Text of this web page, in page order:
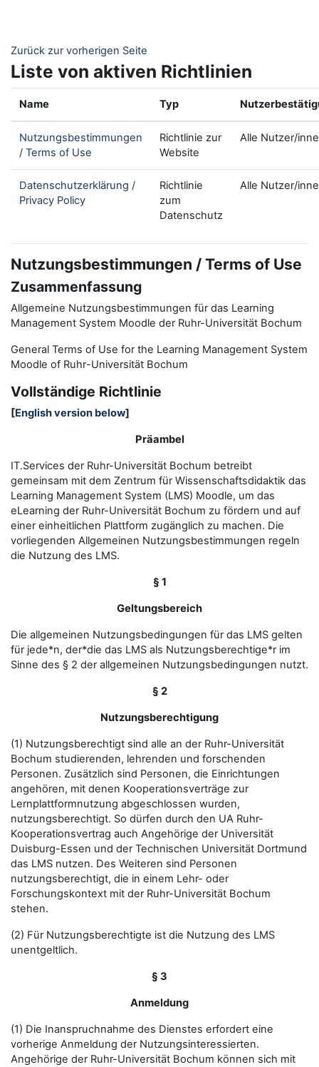
Zurück zur vorherigen Seite
Liste von aktiven Richtlinien
Name Typ
Nutzungsbestimmungen
/ Terms of Use
Richtlinie zur
Website
Alle Nutzer/
Datenschutzerklärung /
Privacy Policy
Richtlinie
zum
Datenschutz
Alle Nutzer/
Nutzungsbestimmungen / Terms of Use
Zusammenfassung
Allgemeine Nutzungsbestimmungen für das Learning
Management System Moodle der Ruhr-Universität Bochum
General Terms of Use for the Learning Management System
Moodle of Ruhr-Universität Bochum
Vollständige Richtlinie
[English version below]
Präambel
IT.Services der Ruhr-Universität Bochum betreibt
gemeinsam mit dem Zentrum für Wissenschaftsdidaktik das
Learning Management System (LMS) Moodle, um das
eLearning der Ruhr-Universität Bochum zu fördern und auf
einer einheitlichen Plattform zugänglich zu machen. Die
vorliegenden Allgemeinen Nutzungsbestimmungen regeln
die Nutzung des LMS.
§ 1
Geltungsbereich
Die allgemeinen Nutzungsbedingungen für das LMS gelten
für jede*n, der*die das LMS als Nutzungsberechtige*r im
Sinne des § 2 der allgemeinen Nutzungsbedingungen nutzt.
§ 2
Nutzungsberechtigung
(1) Nutzungsberechtigt sind alle an der Ruhr-Universität
Bochum studierenden, lehrenden und forschenden
Personen. Zusätzlich sind Personen, die Einrichtungen
angehören, mit denen Kooperationsverträge zur
Lernplattformnutzung abgeschlossen wurden,
nutzungsberechtigt. So dürfen durch den UA Ruhr-
Kooperationsvertrag auch Angehörige der Universität
Duisburg-Essen und der Technischen Universität Dortmund
das LMS nutzen. Des Weiteren sind Personen
nutzungsberechtigt, die in einem Lehr- oder
Forschungskontext mit der Ruhr-Universität Bochum
stehen.
(2) Für Nutzungsberechtigte ist die Nutzung des LMS
unentgeltlich.
§ 3
Anmeldung
(1) Die Inanspruchnahme des Dienstes erfordert eine
vorherige Anmeldung der Nutzungsinteressierten.
Angehörige der Ruhr-Universität Bochum können sich mit